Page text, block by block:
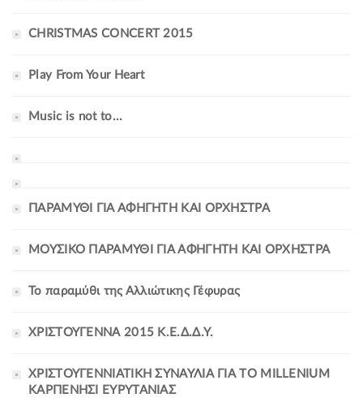
CHRISTMAS CONCERT 2015
Play From Your Heart
Music is not to...
ΠΑΡΑΜΥΘΙ ΓΙΑ ΑΦΗΓΗΤΗ ΚΑΙ ΟΡΧΗΣΤΡΑ
ΜΟΥΣΙΚΟ ΠΑΡΑΜΥΘΙ ΓΙΑ ΑΦΗΓΗΤΗ ΚΑΙ ΟΡΧΗΣΤΡΑ
Το παραμύθι της Αλλιώτικης Γέφυρας
ΧΡΙΣΤΟΥΓΕΝΝΑ 2015 Κ.Ε.Δ.Δ.Υ.
ΧΡΙΣΤΟΥΓΕΝΝΙΑΤΙΚΗ ΣΥΝΑΥΛΙΑ ΓΙΑ ΤΟ MILLENIUM
ΚΑΡΠΕΝΗΣΙ ΕΥΡΥΤΑΝΙΑΣ